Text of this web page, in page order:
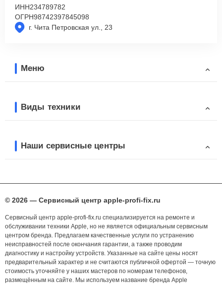
г. Чита Петровская ул., 23
ИНН234789782
ОГРН98742397845098
Меню
Виды техники
Наши сервисные центры
© 2026 — Сервисный центр apple-profi-fix.ru
Сервисный центр apple-profi-fix.ru специализируется на ремонте и
обслуживании техники Apple, но не является официальным сервисным
центром бренда. Предлагаем качественные услуги по устранению
неисправностей после окончания гарантии, а также проводим
диагностику и настройку устройств. Указанные на сайте цены носят
предварительный характер и не считаются публичной офертой — точную
стоимость уточняйте у наших мастеров по номерам телефонов,
размещённым на сайте. Мы используем название бренда Apple